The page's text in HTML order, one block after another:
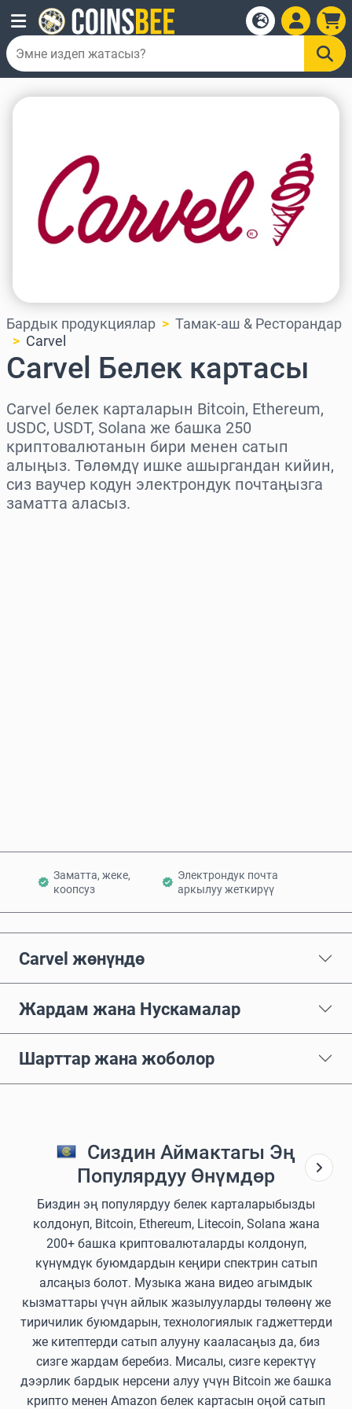
Бардык продукциялар
Тамак-аш & Ресторандар
Carvel
Carvel Белек картасы
Carvel белек карталарын Bitcoin, Ethereum,
USDC, USDT, Solana же башка 250
криптовалютанын бири менен сатып
алыңыз. Төлөмдү ишке ашыргандан кийин,
сиз ваучер кодун электрондук почтаңызга
заматта аласыз.
Заматта, жеке,
коопсуз
Электрондук почта
аркылуу жеткирүү
Carvel жөнүндө
Жардам жана Нускамалар
Шарттар жана жоболор
Сиздин Аймактагы Эң
Популярдуу Өнүмдөр
Биздин эң популярдуу белек карталарыбызды
колдонуп, Bitcoin, Ethereum, Litecoin, Solana жана
200+ башка криптовалюталарды колдонуп,
күнүмдүк буюмдардын кеңири спектрин сатып
алсаңыз болот. Музыка жана видео агымдык
кызматтары үчүн айлык жазылууларды төлөөнү же
тиричилик буюмдарын, технологиялык гаджеттерди
же китептерди сатып алууну кааласаңыз да, биз
сизге жардам беребиз. Мисалы, сизге керектүү
дээрлик бардык нерсени алуу үчүн Bitcoin же башка
крипто менен Amazon белек картасын оңой сатып